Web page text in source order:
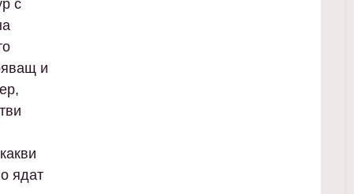
с
и
ядат